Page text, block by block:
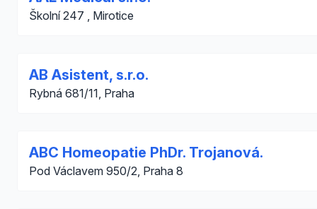
Školní 247 , Mirotice
AB Asistent, s.r.o.
Rybná 681/11, Praha
ABC Homeopatie PhDr. Trojanová.
Pod Václavem 950/2, Praha 8